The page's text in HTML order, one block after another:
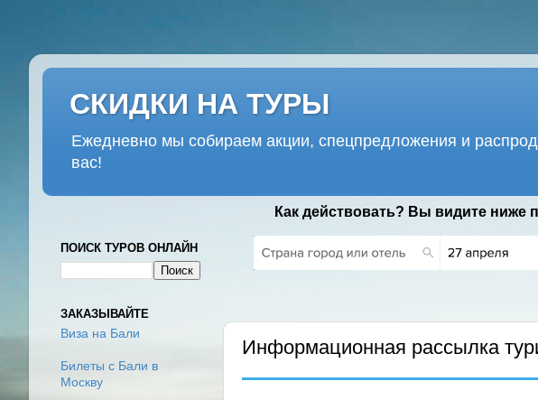
СКИДКИ НА ТУРЫ
Ежедневно мы собираем акции, спецпредложения и
вас!
Как действовать? Вы видите ниже
Информационная рассылка
ПОИСК ТУРОВ ОНЛАЙН
ЗАКАЗЫВАЙТЕ
Виза на Бали
Билеты с Бали в
Москву